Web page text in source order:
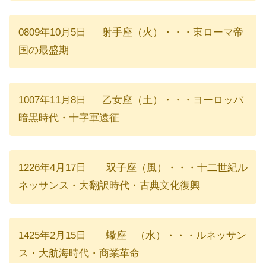
0809年10月5日 射手座（火）・・・東ローマ帝
国の最盛期
1007年11月8日 乙女座（土）・・・ヨーロッパ
暗黒時代・十字軍遠征
1226年4月17日 双子座（風）・・・十二世紀ル
ネッサンス・大翻訳時代・古典文化復興
1425年2月15日 蠍座 （水）・・・ルネッサン
ス・大航海時代・商業革命